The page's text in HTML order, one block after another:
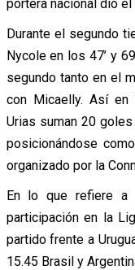
portera nacional dio el
Durante el segundo
Nycole en los 47’ y
segundo tanto en el
con Micaelly. Así
Urias suman 20
posicionándose
organizado por la
En lo que refiere a
participación en la
partido frente a
15.45 Brasil y